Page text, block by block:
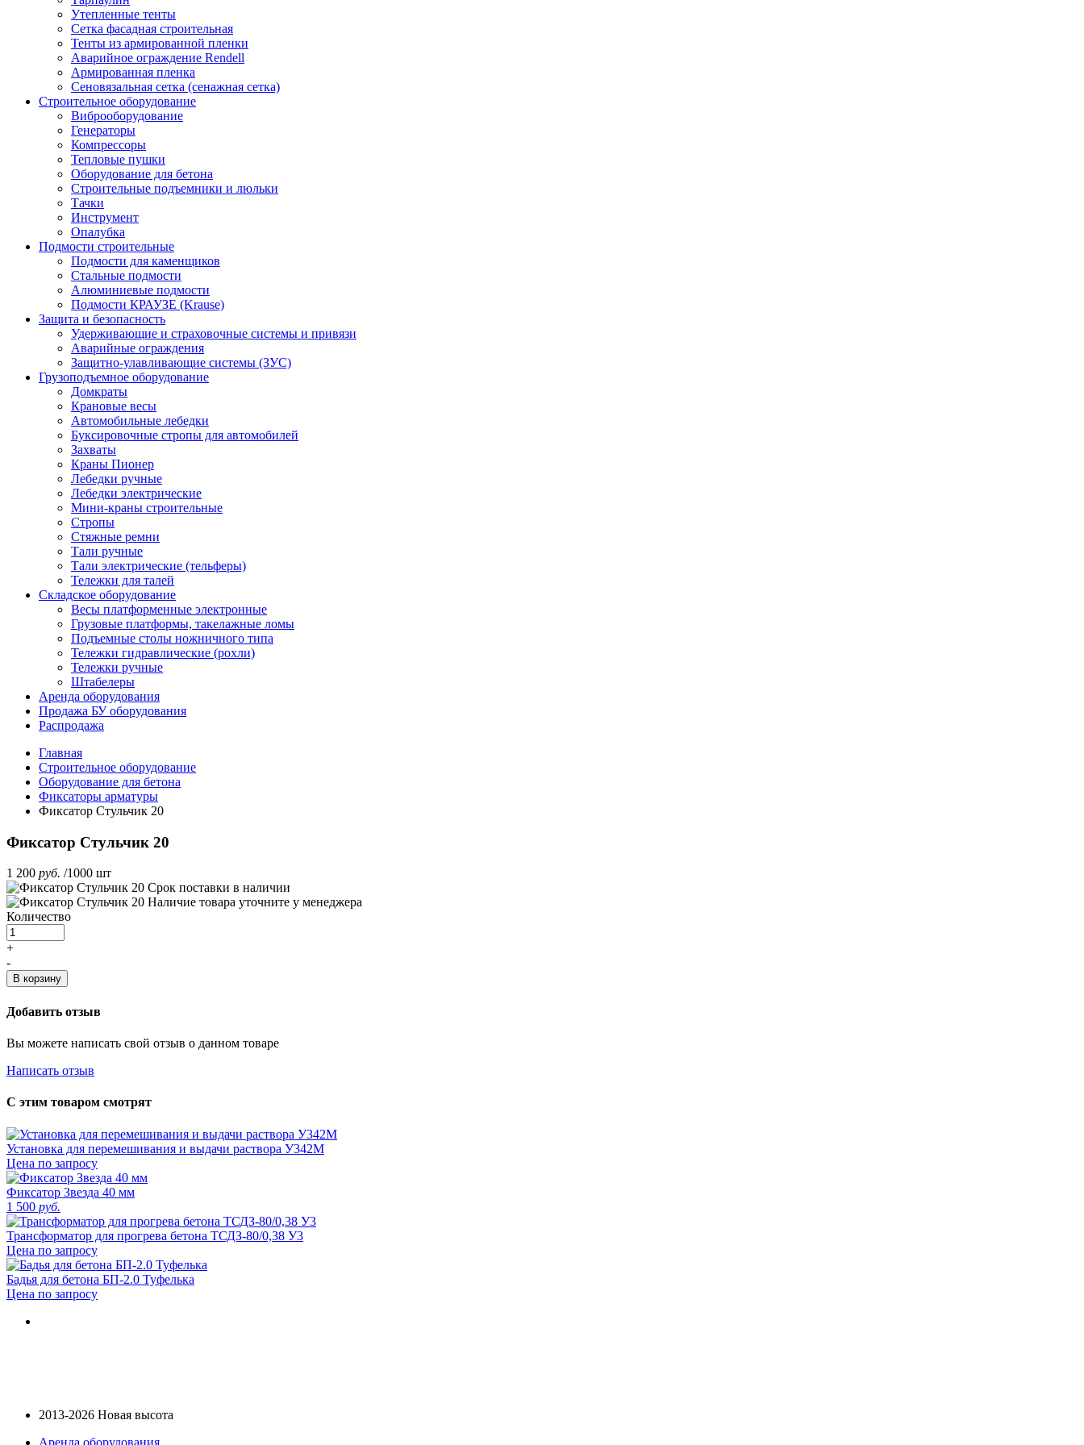
Утепленные тенты
Сетка фасадная строительная
Тенты из армированной пленки
Аварийное ограждение Rendell
Армированная пленка
Сеновязальная сетка (сенажная сетка)
Строительное оборудование
Виброоборудование
Генераторы
Компрессоры
Тепловые пушки
Оборудование для бетона
Строительные подъемники и люльки
Тачки
Инструмент
Опалубка
Подмости строительные
Подмости для каменщиков
Стальные подмости
Алюминиевые подмости
Подмости КРАУЗЕ (Krause)
Защита и безопасность
Удерживающие и страховочные системы и привязи
Аварийные ограждения
Защитно-улавливающие системы (ЗУС)
Грузоподъемное оборудование
Домкраты
Крановые весы
Автомобильные лебедки
Буксировочные стропы для автомобилей
Захваты
Краны Пионер
Лебедки ручные
Лебедки электрические
Мини-краны строительные
Стропы
Стяжные ремни
Тали ручные
Тали электрические (тельферы)
Тележки для талей
Складское оборудование
Весы платформенные электронные
Грузовые платформы, такелажные ломы
Подъемные столы ножничного типа
Тележки гидравлические (рохли)
Тележки ручные
Штабелеры
Аренда оборудования
Продажа БУ оборудования
Распродажа
Главная
Строительное оборудование
Оборудование для бетона
Фиксаторы арматуры
Фиксатор Стульчик 20
Фиксатор Стульчик 20
1 200 руб. /1000 шт
Срок поставки в наличии
Наличие товара уточните у менеджера
Количество
+
-
В корзину
Добавить отзыв
Вы можете написать свой отзыв о данном товаре
Написать отзыв
С этим товаром смотрят
Установка для перемешивания и выдачи раствора У342М
Цена по запросу
Фиксатор Звезда 40 мм
1 500 руб.
Трансформатор для прогрева бетона ТСДЗ-80/0,38 У3
Цена по запросу
Бадья для бетона БП-2.0 Туфелька
Цена по запросу
2013-2026 Новая высота
Аренда оборудования